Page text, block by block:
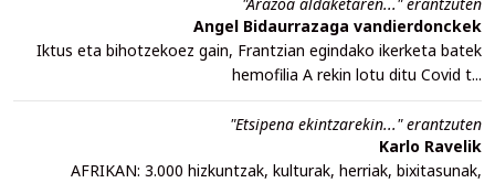
Angel Bidaurrazaga vandierdonckek
Iktus eta bihotzekoez gain, Frantzian egindako ikerketa batek
hemofilia A rekin lotu ditu Covid t...
"Etsipena ekintzarekin..." erantzuten
Karlo Ravelik
AFRIKAN: 3.000 hizkuntzak, kulturak, herriak, bixitasunak,